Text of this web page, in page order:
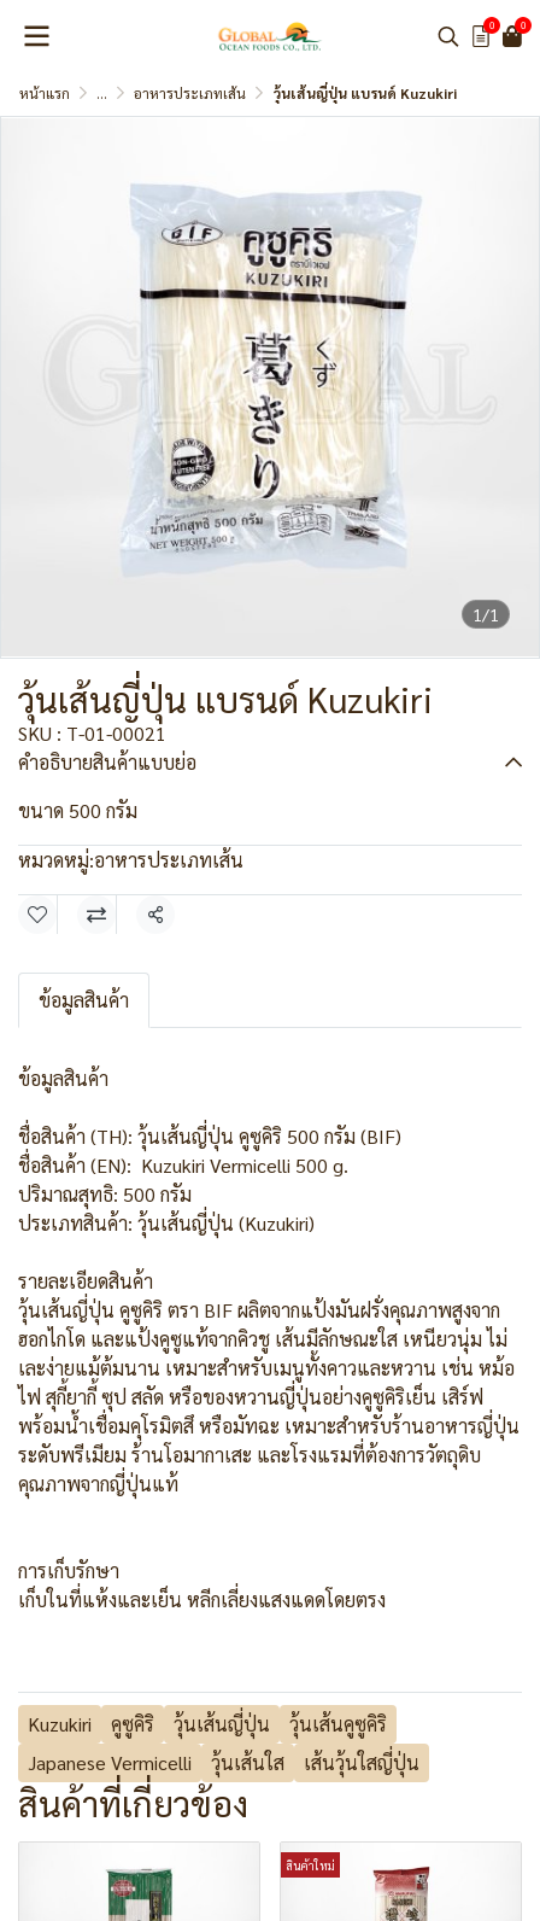
0 0
หน้าแรก ... อาหารประเภทเส้น วุ้นเส้นญี่ปุ่น แบรนด์ Kuzukiri
1/1
วุ้นเส้นญี่ปุ่น แบรนด์ Kuzukiri
SKU : T-01-00021
คำอธิบายสินค้าแบบย่อ
ขนาด 500 กรัม
หมวดหมู่:อาหารประเภทเส้น
แชร์
ข้อมูลสินค้า
ข้อมูลสินค้า
ชื่อสินค้า (TH): วุ้นเส้นญี่ปุ่น คูซูคิริ 500 กรัม (BIF)
ชื่อสินค้า (EN): Kuzukiri Vermicelli 500 g.
ปริมาณสุทธิ: 500 กรัม
ประเภทสินค้า: วุ้นเส้นญี่ปุ่น (Kuzukiri)
รายละเอียดสินค้า
วุ้นเส้นญี่ปุ่น คูซูคิริ ตรา BIF ผลิตจากแป้งมันฝรั่งคุณภาพสูงจาก
ฮอกไกโด และแป้งคูซูแท้จากคิวชู เส้นมีลักษณะใส เหนียวนุ่ม ไม่
เละง่ายแม้ต้มนาน เหมาะสำหรับเมนูทั้งคาวและหวาน เช่น หม้อ
ไฟ สุกี้ยากี้ ซุป สลัด หรือของหวานญี่ปุ่นอย่างคูซูคิริเย็น เสิร์ฟ
พร้อมน้ำเชื่อมคุโรมิตสึ หรือมัทฉะ เหมาะสำหรับร้านอาหารญี่ปุ่น
ระดับพรีเมียม ร้านโอมากาเสะ และโรงแรมที่ต้องการวัตถุดิบ
คุณภาพจากญี่ปุ่นแท้
การเก็บรักษา
เก็บในที่แห้งและเย็น หลีกเลี่ยงแสงแดดโดยตรง
Kuzukiri คูซูคิริ วุ้นเส้นญี่ปุ่น
วุ้นเส้นคูซูคิริ
Japanese Vermicelli
วุ้นเส้นใส เส้นวุ้นใสญี่ปุ่น
สินค้าที่เกี่ยวข้อง
สินค้าใหม่